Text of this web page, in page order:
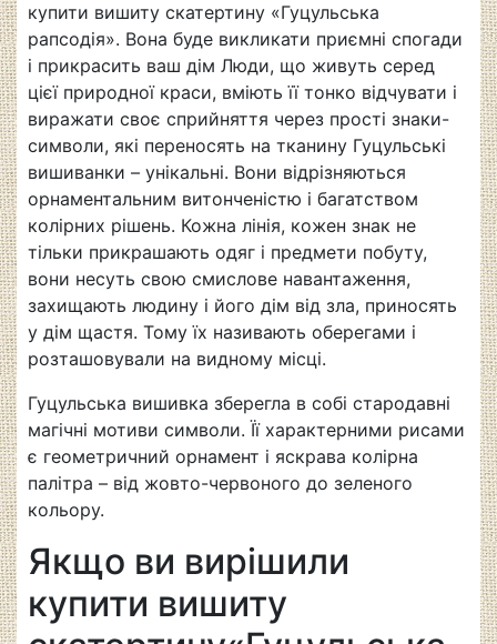
купити вишиту скатертину «Гуцульська
рапсодія». Вона буде викликати приємні спогади
і прикрасить ваш дім Люди, що живуть серед
цієї природної краси, вміють її тонко відчувати і
виражати своє сприйняття через прості знаки-
символи, які переносять на тканину Гуцульські
вишиванки – унікальні. Вони відрізняються
орнаментальним витонченістю і багатством
колірних рішень. Кожна лінія, кожен знак не
тільки прикрашають одяг і предмети побуту,
вони несуть свою смислове навантаження,
захищають людину і його дім від зла, приносять
у дім щастя. Тому їх називають оберегами і
розташовували на видному місці.
Гуцульська вишивка зберегла в собі стародавні
магічні мотиви символи. Її характерними рисами
є геометричний орнамент і яскрава колірна
палітра – від жовто-червоного до зеленого
кольору.
Якщо ви вирішили
купити вишиту